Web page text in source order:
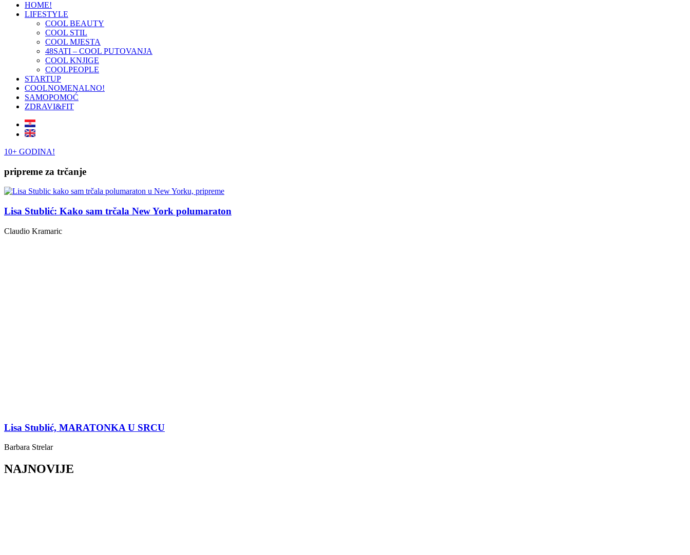
HOME!
LIFESTYLE
COOL BEAUTY
COOL STIL
COOL MJESTA
48SATI – COOL PUTOVANJA
COOL KNJIGE
COOLPEOPLE
STARTUP
COOLNOMENALNO!
SAMOPOMOĆ
ZDRAVI&FIT
10+ GODINA!
pripreme za trčanje
Lisa Stublić: Kako sam trčala New York polumaraton
Claudio Kramaric
Lisa Stublić, MARATONKA U SRCU
Barbara Strelar
NAJNOVIJE